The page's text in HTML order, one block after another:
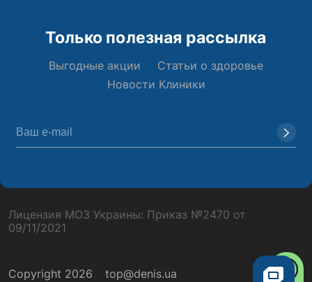
Только полезная рассылка
Выгодные акции
Статьи о здоровье
Новости Клиники
Copyright 2026 top@denis.ua
Лицензия МОЗ Украины: Приказ №2470 от
09/11/2021